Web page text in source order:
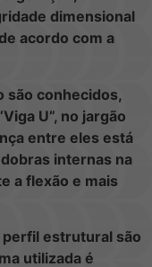
dimensional
acordo com a
são conhecidos,
U”, no jargão
entre eles está
internas na
a flexão e mais
perfil estrutural são
utilizada é